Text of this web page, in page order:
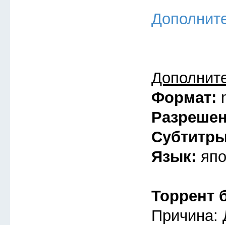
Формат:
Язык:
Торрент
Причина: